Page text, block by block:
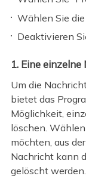
Wählen Sie
Deaktivieren
1. Eine
Um die
bietet das
Möglichkeit,
löschen.
möchten, aus
Nachricht kann
gelöscht werden.